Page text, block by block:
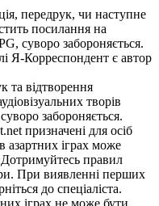
передрук, чи наступне
посилання на
суворо забороняється.
Я-Корреспондент є автор
та відтворення
творів
забороняється.
призначені для осіб
азартних іграх може
Дотримуйтесь правил
При виявленні перших
до спеціаліста.
іграх не може бути